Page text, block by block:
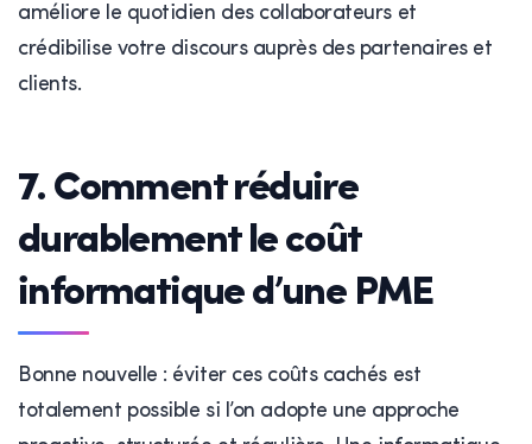
améliore le quotidien des collaborateurs et
crédibilise votre discours auprès des partenaires et
clients.
7. Comment réduire
durablement le coût
informatique d’une PME
Bonne nouvelle : éviter ces coûts cachés est
totalement possible si l’on adopte une approche